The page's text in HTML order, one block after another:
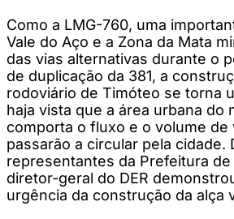
Como a LMG-760, uma
Vale do Aço e a Zona da Mata
das vias alternativas durante o
de duplicação da 381, a
rodoviário de Timóteo se torna
haja vista que a área urbana do
comporta o fluxo e o volume de
passarão a circular pela cidade.
representantes da Prefeitura
diretor-geral do DER
urgência da construção da alça